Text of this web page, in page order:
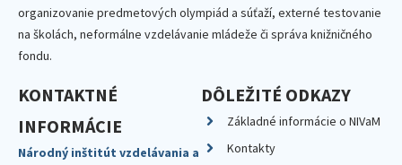
organizovanie predmetových olympiád a súťaží, externé testovanie
na školách, neformálne vzdelávanie mládeže či správa knižničného
fondu.
KONTAKTNÉ
INFORMÁCIE
Národný inštitút vzdelávania a
DÔLEŽITÉ ODKAZY
Základné informácie o NIVaM
Kontakty